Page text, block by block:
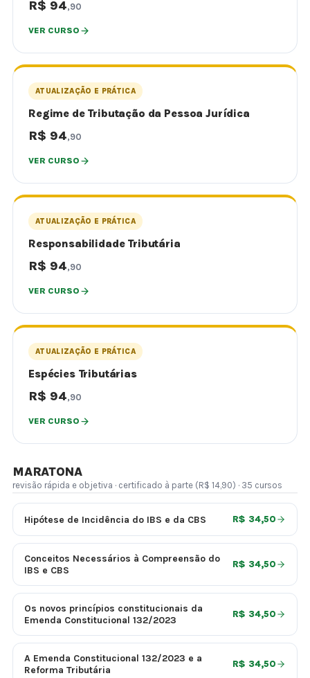
R$ 94,90
VER CURSO
ATUALIZAÇÃO E PRÁTICA
Regime de Tributação da Pessoa Jurídica
R$ 94,90
VER CURSO
ATUALIZAÇÃO E PRÁTICA
Responsabilidade Tributária
R$ 94,90
VER CURSO
ATUALIZAÇÃO E PRÁTICA
Espécies Tributárias
R$ 94,90
VER CURSO
MARATONA
revisão rápida e objetiva · certificado à parte (R$ 14,90) · 35 cursos
Hipótese de Incidência do IBS e da CBS R$ 34,50
Conceitos Necessários à Compreensão do
IBS e CBS
R$ 34,50
Os novos princípios constitucionais da
Emenda Constitucional 132/2023
R$ 34,50
A Emenda Constitucional 132/2023 e a
Reforma Tributária
R$ 34,50